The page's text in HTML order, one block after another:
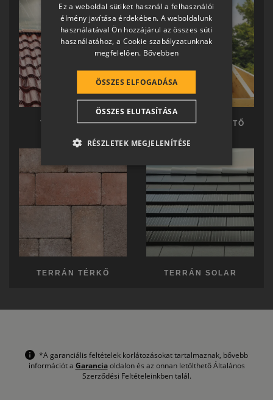
TERRÁN TETŐ TERRÁN KÉSZTETŐ
TERRÁN TÉRKŐ TERRÁN SOLAR
*A garanciális feltételek korlátozásokat tartalmaznak, bővebb
információt a Garanciaoldalon és az onnan letölthető Általános
Szerződési Feltételeinkben talál.
SLOVAK
GERMAN
ROMANIAN
CROATIAN
SR
RO-HU
ITALIAN
Ez a weboldal sütiket használ a felhasználói
élmény javítása érdekében. A weboldalunk
használatával Ön hozzájárul az összes süti
használatához, a Cookie szabályzatunknak
megfelelően. Bővebben
ÖSSZES ELFOGADÁSA
ÖSSZES ELUTASÍTÁSA
RÉSZLETEK MEGJELENÍTÉSE